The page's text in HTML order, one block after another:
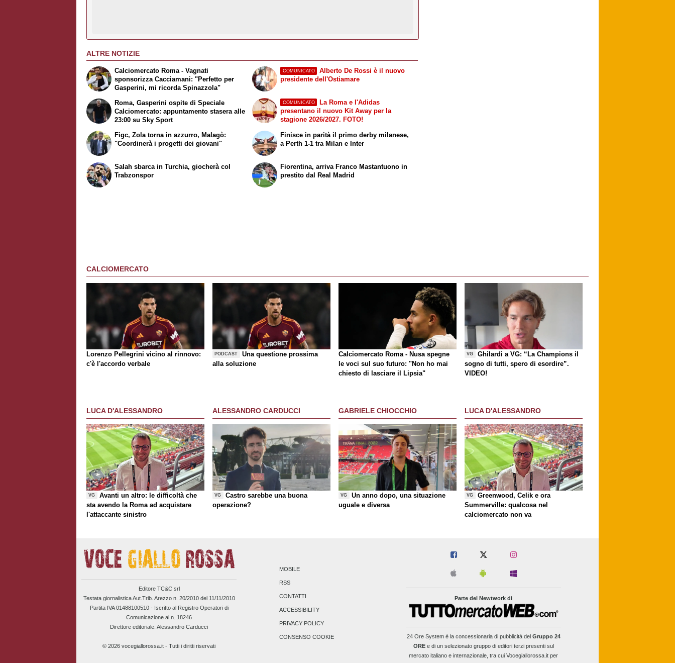
ALTRE NOTIZIE
Calciomercato Roma - Vagnati
sponsorizza Cacciamani: "Perfetto per
Gasperini, mi ricorda Spinazzola"
Roma, Gasperini ospite diSpeciale
Calciomercato: appuntamento stasera alle
23:00 suSky Sport
COMUNICATO
Alberto De Rossi è il nuovo
presidente dell'Ostiamare
COMUNICATO
La Roma e l'Adidas
presentano il nuovo Kit Away per la
stagione 2026/2027. FOTO!
Figc, Zola torna in azzurro, Malagò:
"Coordinerà i progetti dei giovani"
Salah sbarca in Turchia, giocherà col
Trabzonspor
Finisce in parità il primo derby milanese,
a Perth 1-1 tra Milan e Inter
Fiorentina, arriva Franco Mastantuono in
prestito dal Real Madrid
CALCIOMERCATO
Lorenzo Pellegrini vicino al rinnovo:
c'è l'accordo verbale
PODCAST
Una questione prossima
alla soluzione
Calciomercato Roma - Nusa spegne
le voci sul suo futuro: "Non ho mai
chiesto di lasciare il Lipsia"
VG
Ghilardi a VG: “La Champions il
sogno di tutti, spero di esordire”.
VIDEO!
LUCA D'ALESSANDRO
VG
Avanti un altro: le difficoltà che
sta avendo la Roma ad acquistare
l'attaccante sinistro
ALESSANDRO CARDUCCI
VG
Castro sarebbe una buona
operazione?
GABRIELE CHIOCCHIO
VG
Un anno dopo, una situazione
uguale e diversa
LUCA D'ALESSANDRO
VG
Greenwood, Celik e ora
Summerville: qualcosa nel
calciomercato non va
Editore TC&C srl
Testata giornalistica Aut.Trib. Arezzo n. 20/2010 del 11/11/2010
Partita IVA 01488100510 - Iscritto al Registro Operatori di
Comunicazione al n. 18246
Direttore editoriale: Alessandro Carducci
© 2026 vocegiallorossa.it - Tutti i diritti riservati
MOBILE
RSS
CONTATTI
ACCESSIBILITY
PRIVACY POLICY
CONSENSO COOKIE
Parte del Newtwork di
24 Ore Systemè la concessionaria di pubblicità del Gruppo 24
OREe di un selezionato gruppo di editori terzi presenti sul
mercato italiano e internazionale, tra cui Vocegiallorossa.it per